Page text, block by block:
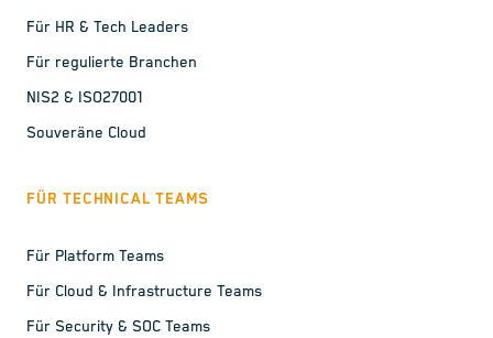
Für HR & Tech Leaders
Für regulierte Branchen
NIS2 & ISO27001
Souveräne Cloud
FÜR TECHNICAL TEAMS
Für Platform Teams
Für Cloud & Infrastructure Teams
Für Security & SOC Teams